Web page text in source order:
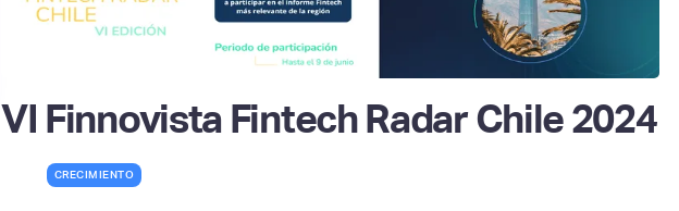
VI Finnovista Fintech Radar Chile 2024
CRECIMIENTO